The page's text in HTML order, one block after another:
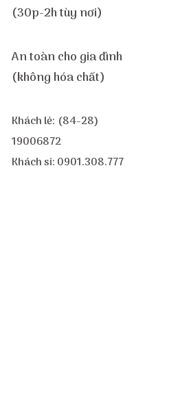
(30p-2h tùy nơi)
An toàn cho gia đình
(không hóa chất)
Khách lẻ: (84-28)
19006872
Khách sỉ: 0901.308.777